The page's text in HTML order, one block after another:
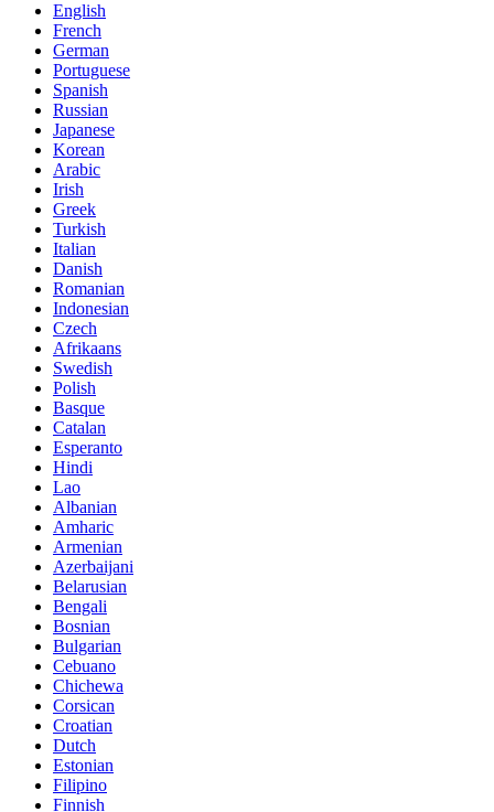
English
French
German
Portuguese
Spanish
Russian
Japanese
Korean
Arabic
Irish
Greek
Turkish
Italian
Danish
Romanian
Indonesian
Czech
Afrikaans
Swedish
Polish
Basque
Catalan
Esperanto
Hindi
Lao
Albanian
Amharic
Armenian
Azerbaijani
Belarusian
Bengali
Bosnian
Bulgarian
Cebuano
Chichewa
Corsican
Croatian
Dutch
Estonian
Filipino
Finnish